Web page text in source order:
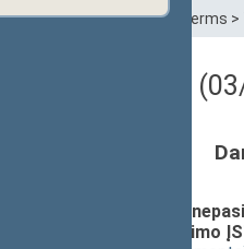
sittings>Parliamentary terms >
klausimas
socialinės paramos
14 straipsnio pakeitimo